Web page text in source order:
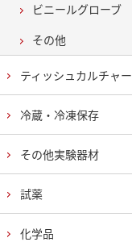
ビニールグローブ
その他
ティッシュカルチャー
冷蔵・冷凍保存
その他実験器材
試薬
化学品